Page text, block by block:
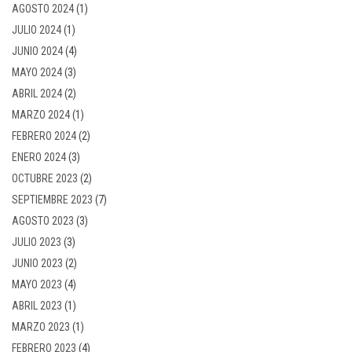
AGOSTO 2024(1)
JULIO 2024(1)
JUNIO 2024(4)
MAYO 2024(3)
ABRIL 2024(2)
MARZO 2024(1)
FEBRERO 2024(2)
ENERO 2024(3)
OCTUBRE 2023 (2)
SEPTIEMBRE 2023 (7)
AGOSTO 2023 (3)
JULIO 2023 (3)
JUNIO 2023 (2)
MAYO 2023 (4)
ABRIL 2023 (1)
MARZO 2023 (1)
FEBRERO 2023 (4)